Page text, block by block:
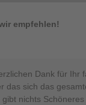
empfehlen!
Dank für Ihr
das sich das
nichts